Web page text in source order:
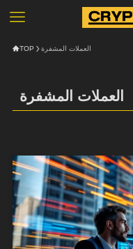
TOP العملات المشفرة
العملات المشفرة